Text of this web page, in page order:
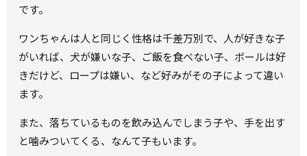
です。
ワンちゃんは人と同じく性格は千差万別で、人が好きな子
がいれば、犬が嫌いな子、ご飯を食べない子、ボールは好
きだけど、ロープは嫌い、など好みがその子によって違い
ます。
また、落ちているものを飲み込んでしまう子や、手を出す
と噛みついてくる、なんて子もいます。